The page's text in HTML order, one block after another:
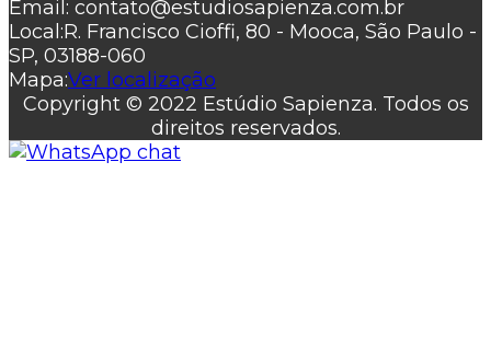
Email: contato@estudiosapienza.com.br
Local:R. Francisco Cioffi, 80 - Mooca, São Paulo -
SP, 03188-060
Mapa:Ver localização
Copyright © 2022 Estúdio Sapienza. Todos os
direitos reservados.